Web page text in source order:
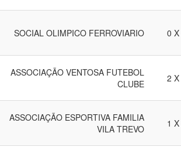
SOCIAL OLIMPICO FERROVIARIO 0 X
ASSOCIAÇÃO VENTOSA FUTEBOL
CLUBE
2 X
ASSOCIAÇÃO ESPORTIVA FAMILIA
VILA TREVO
1